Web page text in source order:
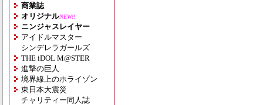
商業誌
オリジナルNEW!!
ニンジャスレイヤー
アイドルマスター
シンデレラガールズ
THE iDOL M@STER
進撃の巨人
境界線上のホライゾン
東日本大震災
チャリティー同人誌